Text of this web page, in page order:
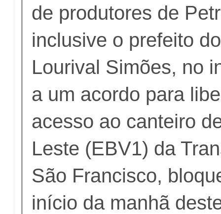
de produtores de
inclusive o prefeito
Lourival Simões, no
a um acordo para
acesso ao canteiro
Leste (EBV1) da
São Francisco,
início da manhã